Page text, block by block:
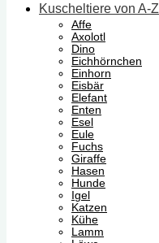
Kuscheltiere von A-Z
Affe
Axolotl
Dino
Eichhörnchen
Einhorn
Eisbär
Elefant
Enten
Esel
Eule
Fuchs
Giraffe
Hasen
Hunde
Igel
Katzen
Kühe
Lamm